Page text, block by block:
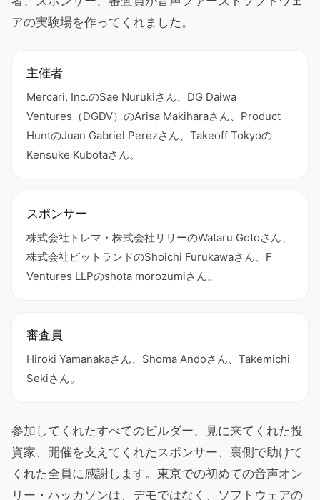
アの実験場を作ってくれました。
主催者
Mercari, Inc.のSae Nurukiさん、DG Daiwa
Ventures（DGDV）のArisa Makiharaさん、Product
HuntのJuan Gabriel Perezさん、Takeoff Tokyoの
Kensuke Kubotaさん。
スポンサー
株式会社トレマ・株式会社リリーのWataru Gotoさん、
株式会社ビットランドのShoichi Furukawaさん、F
Ventures LLPのshota morozumiさん。
審査員
Hiroki Yamanakaさん、Shoma Andoさん、Takemichi
Sekiさん。
参加してくれたすべてのビルダー、見に来てくれた投
資家、開催を支えてくれたスポンサー、裏側で助けて
くれた全員に感謝します。東京での初めての音声オン
リー・ハッカソンは、デモではなく、ソフトウェアの